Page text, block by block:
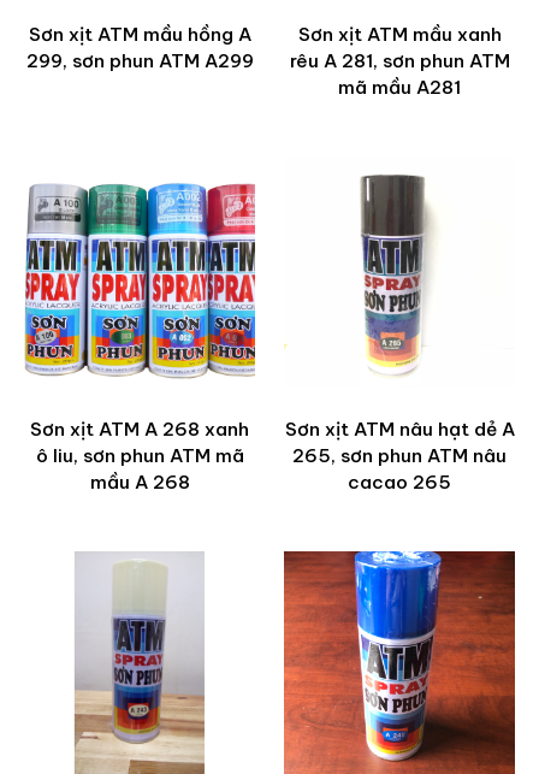
Sơn xịt ATM mầu hồng A
299, sơn phun ATM A299
Sơn xịt ATM mầu xanh
rêu A 281, sơn phun ATM
mã mầu A281
Sơn xịt ATM A 268 xanh
ô liu, sơn phun ATM mã
mầu A 268
Sơn xịt ATM nâu hạt dẻ A
265, sơn phun ATM nâu
cacao 265